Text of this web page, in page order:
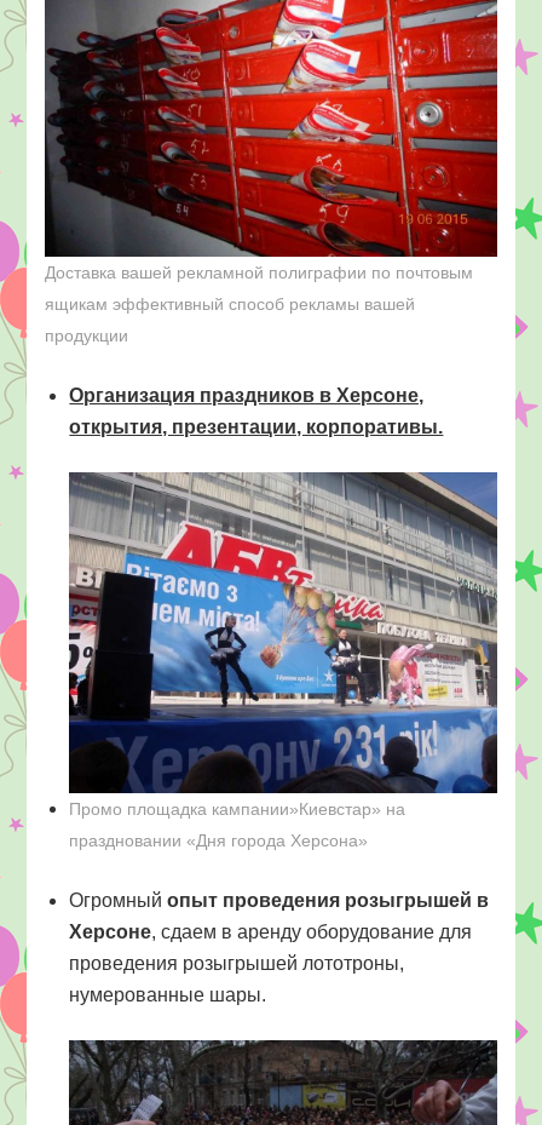
Доставка вашей рекламной полиграфии по почтовым
ящикам эффективный способ рекламы вашей
продукции
Организация праздников в Херсоне,
открытия, презентации, корпоративы.
Промо площадка кампании»Киевстар» на
праздновании «Дня города Херсона»
Огромныйопыт проведения розыгрышей в
Херсоне, сдаем в аренду оборудование для
проведения розыгрышей лототроны,
нумерованные шары.